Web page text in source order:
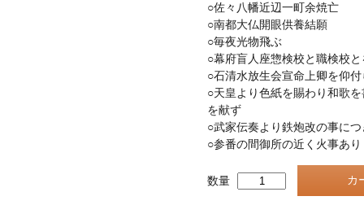
○佐々八幡近辺一町余焼亡
○南都大仏開眼供養結願
○毎夜光物飛ぶ
○幕府盲人座惣検校と職検校
○石清水放生会宣命上卿を仰付
○天皇より色紙を賜わり和歌
を献ず
○武家伝奏より鉄炮改の事に
○参番の間御所の近く火事あり
数量